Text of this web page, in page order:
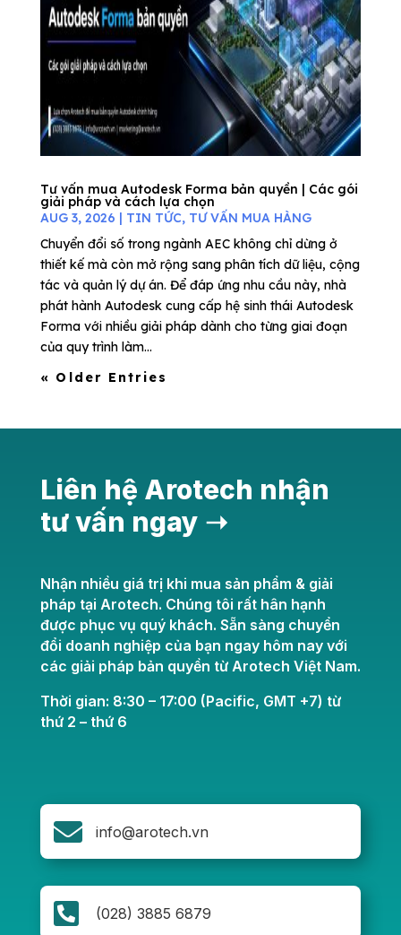
Tư vấn mua Autodesk Forma bản quyền | Các gói
giải pháp và cách lựa chọn
AUG 3, 2026 | TIN TỨC, TƯ VẤN MUA HÀNG
Chuyển đổi số trong ngành AEC không chỉ dừng ở
thiết kế mà còn mở rộng sang phân tích dữ liệu, cộng
tác và quản lý dự án. Để đáp ứng nhu cầu này, nhà
phát hành Autodesk cung cấp hệ sinh thái Autodesk
Forma với nhiều giải pháp dành cho từng giai đoạn
của quy trình làm...
« Older Entries
Liên hệ Arotech nhận
tư vấn ngay ➝
Nhận nhiều giá trị khi mua sản phẩm & giải
pháp tại Arotech. Chúng tôi rất hân hạnh
được phục vụ quý khách. Sẵn sàng chuyển
đổi doanh nghiệp của bạn ngay hôm nay với
các giải pháp bản quyền từ Arotech Việt Nam.
Thời gian: 8:30 – 17:00 (Pacific, GMT +7) từ
thứ 2 – thứ 6
 info@arotech.vn
 (028) 3885 6879